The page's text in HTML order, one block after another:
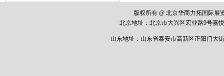
版权所有 @ 北京华商力拓国际
北京地址：北京市大兴区宏业路9号嘉
山东地址：山东省泰安市高新区正阳门大